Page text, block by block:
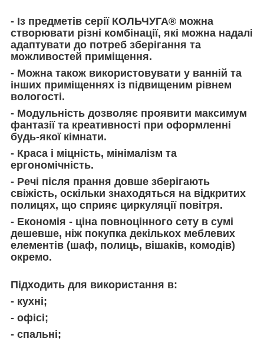
- Із предметів серії КОЛЬЧУГА® можна
створювати різні комбінації, які можна надалі
адаптувати до потреб зберігання та
можливостей приміщення.
- Можна також використовувати у ванній та
інших приміщеннях із підвищеним рівнем
вологості.
- Модульність дозволяє проявити максимум
фантазії та креативності при оформленні
будь-якої кімнати.
- Краса і міцність, мінімалізм та
ергономічність.
- Речі після прання довше зберігають
свіжість, оскільки знаходяться на відкритих
полицях, що сприяє циркуляції повітря.
- Економія - ціна повноцінного сету в сумі
дешевше, ніж покупка декількох меблевих
елементів (шаф, полиць, вішаків, комодів)
окремо.
Підходить для використання в:
- кухні;
- офісі;
- спальні;